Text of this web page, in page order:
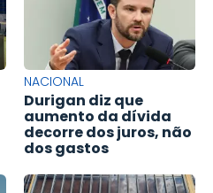
NACIONAL
Durigan diz que
aumento da dívida
decorre dos juros, não
dos gastos